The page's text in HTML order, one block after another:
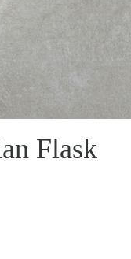
Flask